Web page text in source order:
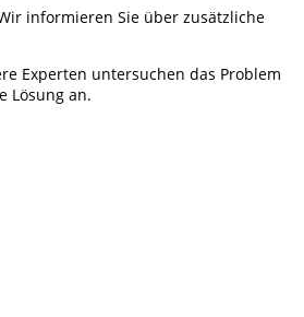
informieren Sie über zusätzliche
Experten untersuchen das Problem
Lösung an.